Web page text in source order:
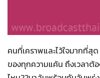
26-11-2565 สายลั
คนที่เคราพและไว้ใจมากที่
ของทุกความแค้น ถึงเวลาต้